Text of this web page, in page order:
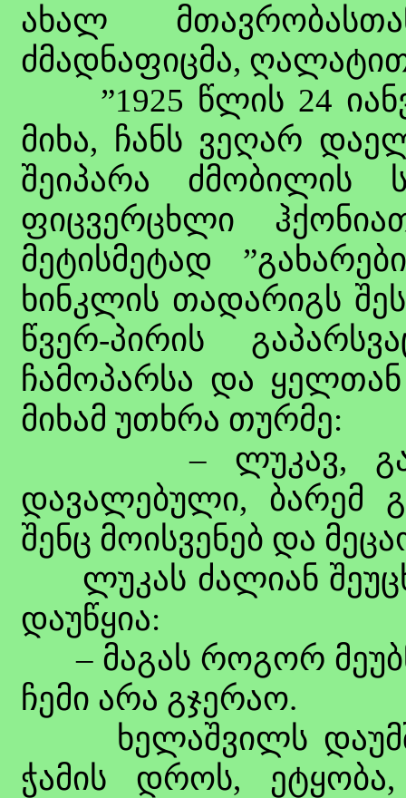
ახალ
ძმადნაფიცმა,
”1925 წლის 24
მიხა, ჩანს ვეღარ
შეიპარა ძმობილის
ფიცვერცხლი
მეტისმეტად
ხინკლის თადარიგს
წვერ-პირის
ჩამოპარსა და
მიხამ უთხრა თურმე:
– ლუკავ,
დავალებული, ბარემ
შენც მოისვენებ და
ლუკას ძალიან
დაუწყია:
– მაგას როგორ
ჩემი არა გჯერაო.
ხელაშვილს
ჭამის დროს,